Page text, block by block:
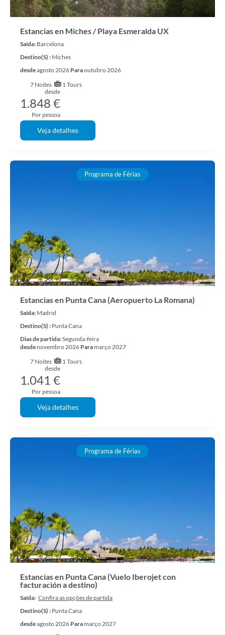
Estancias en Miches / Playa Esmeralda UX
Saída: Barcelona
Destino(s) : Miches
desdeagosto 2026 Paraoutubro 2026
7 Noites
1 Tours
desde
1.848 €
Por pessoa
Veja detalhes
Programa de Férias
Estancias en Punta Cana (Aeropuerto La Romana)
Saída: Madrid
Destino(s) : Punta Cana
Dias de partida:Segunda-feira
desde novembro 2026 Para março 2027
7 Noites
1 Tours
desde
1.041 €
Por pessoa
Veja detalhes
Programa de Férias
Estancias en Punta Cana (Vuelo Iberojet con
facturación a destino)
Saída: Confira as opções de partida
Destino(s) : Punta Cana
desdeagosto 2026 Para março 2027